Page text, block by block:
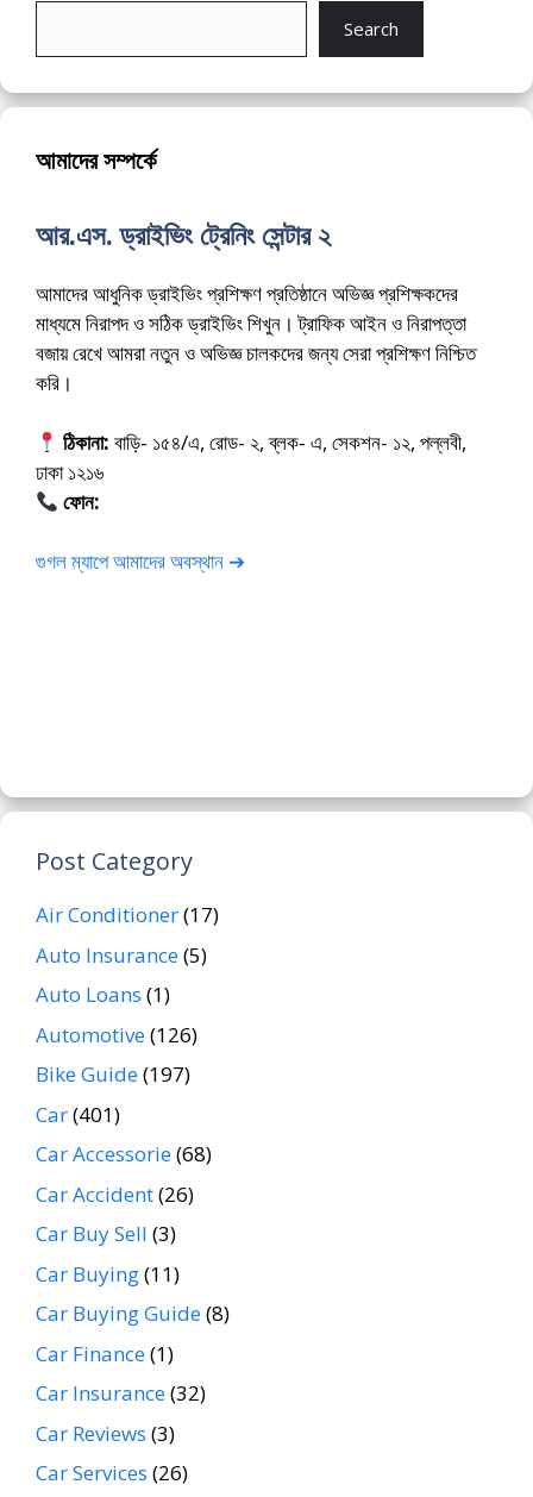
Search
আমাদের সম্পর্কে
আর.এস. ড্রাইভিং ট্রেনিং সেন্টার ২
আমাদের আধুনিক ড্রাইভিং প্রশিক্ষণ প্রতিষ্ঠানে অভিজ্ঞ প্রশিক্ষকদের
মাধ্যমে নিরাপদ ও সঠিক ড্রাইভিং শিখুন। ট্রাফিক আইন ও নিরাপত্তা
বজায় রেখে আমরা নতুন ও অভিজ্ঞ চালকদের জন্য সেরা প্রশিক্ষণ নিশ্চিত
করি।
ঠিকানা: বাড়ি- ১৫৪/এ, রোড- ২, ব্লক- এ, সেকশন- ১২, পল্লবী,
ঢাকা ১২১৬
ফোন:
গুগল ম্যাপে আমাদের অবস্থান ➔
Post Category
Air Conditioner(17)
Auto Insurance(5)
Auto Loans (1)
Automotive(126)
Bike Guide(197)
Car(401)
Car Accessorie(68)
Car Accident(26)
Car Buy Sell (3)
Car Buying(11)
Car Buying Guide(8)
Car Finance(1)
Car Insurance(32)
Car Reviews (3)
Car Services (26)